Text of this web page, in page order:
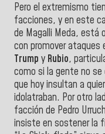
Pero el extremismo
facciones, y en este
de Magalli Meda, está
con promover ataques
Trump y Rubio,
como si la gente no
que hoy insultan a
idolatraban. Por otro
facción de Pedro
insiste en sostener la